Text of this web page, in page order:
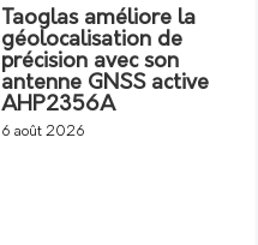
Taoglas améliore la
géolocalisation de
précision avec son
antenne GNSS active
AHP2356A
6 août 2026